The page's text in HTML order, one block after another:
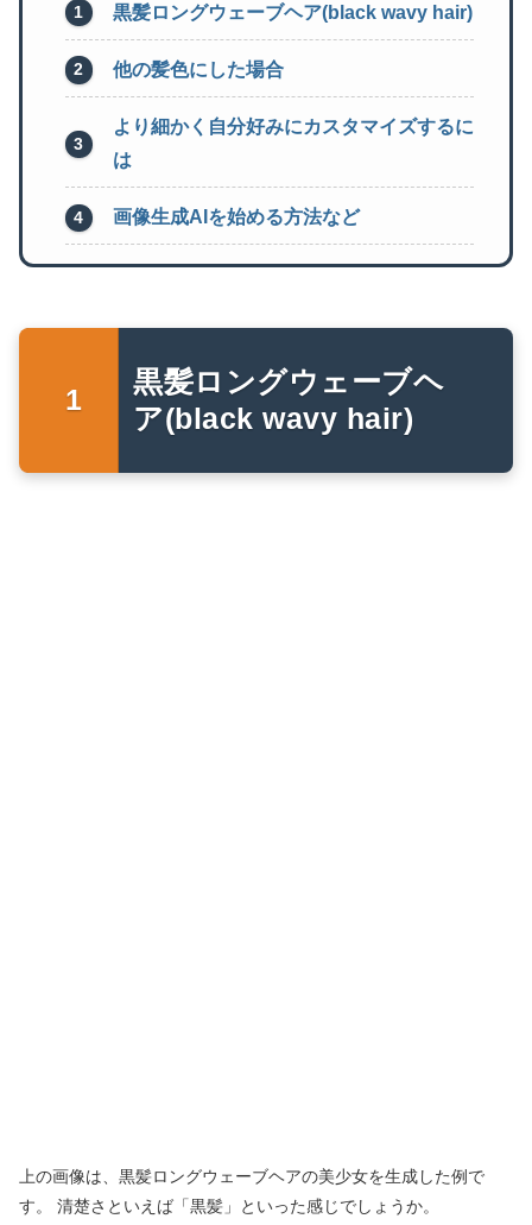
黒髪ロングウェーブヘア(black wavy hair)
他の髪色にした場合
より細かく自分好みにカスタマイズするに
は
画像生成AIを始める方法など
黒髪ロングウェーブヘ
ア(black wavy hair)
上の画像は、黒髪ロングウェーブヘアの美少女を生成した例で
す。 清楚さといえば「黒髪」といった感じでしょうか。